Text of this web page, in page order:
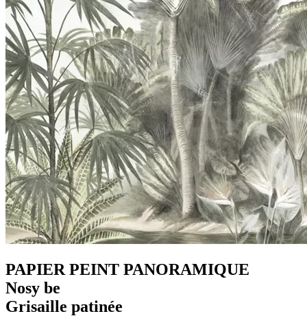
PAPIER PEINT PANORAMIQUE
Nosy be
Grisaille patinée